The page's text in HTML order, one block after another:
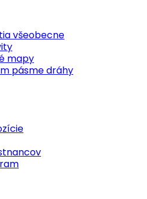
všeobecne
mapy
pásme dráhy